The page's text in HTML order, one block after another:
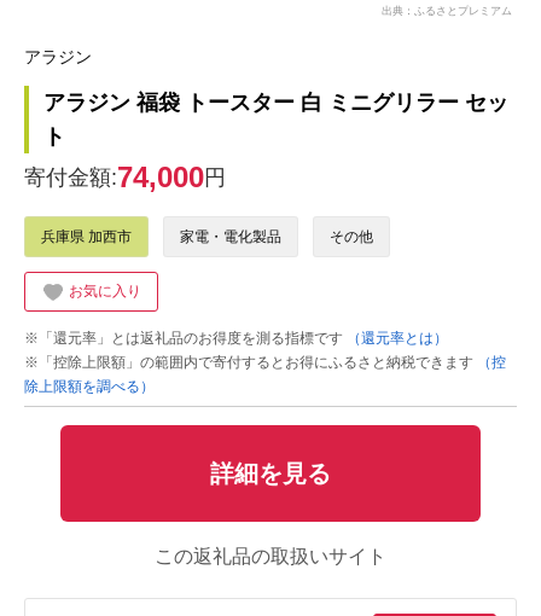
出典：ふるさとプレミアム
アラジン
アラジン 福袋 トースター 白 ミニグリラー セッ
ト
寄付金額:74,000円
兵庫県 加西市 家電・電化製品 その他
お気に入り
※「還元率」とは返礼品のお得度を測る指標です
（還元率とは）
※「控除上限額」の範囲内で寄付するとお得にふるさと納税できます
（控
除上限額を調べる）
詳細を見る
この返礼品の取扱いサイト